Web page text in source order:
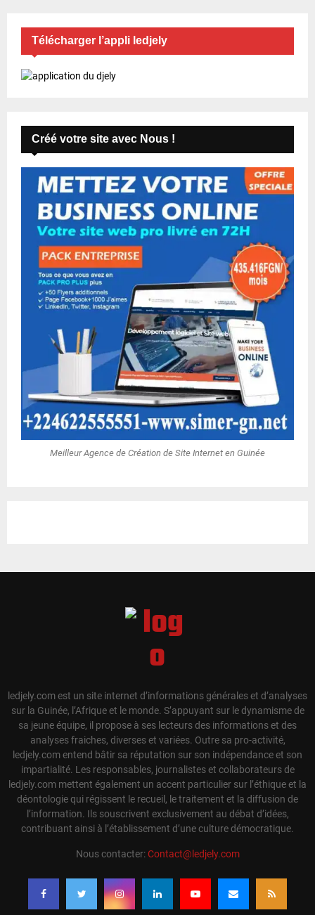
Télécharger l’appli ledjely
Créé votre site avec Nous !
Meilleur Agence de Création de Site Internet en Guinée
ledjely.com est un site internet d’informations générales et d’analyses
sur la Guinée, l’Afrique et le monde. S’appuyant sur le dynamisme de
sa jeune équipe, il propose à ses lecteurs des informations et des
analyses fraiches, diverses et variées. Outre sa pro-activité,
ledjely.com entend bâtir sa réputation sur son indépendance et son
impartialité. Les responsables, journalistes et collaborateurs de
ledjely.com mettent également un accent particulier sur l’éthique et la
déontologie qui régissent le recueil, le traitement et la diffusion de
l’information. Ils souscrivent exclusivement au débat d’idées,
contribuant ainsi à l’établissement d’une culture démocratique.
Nous contacter:Contact@ledjely.com